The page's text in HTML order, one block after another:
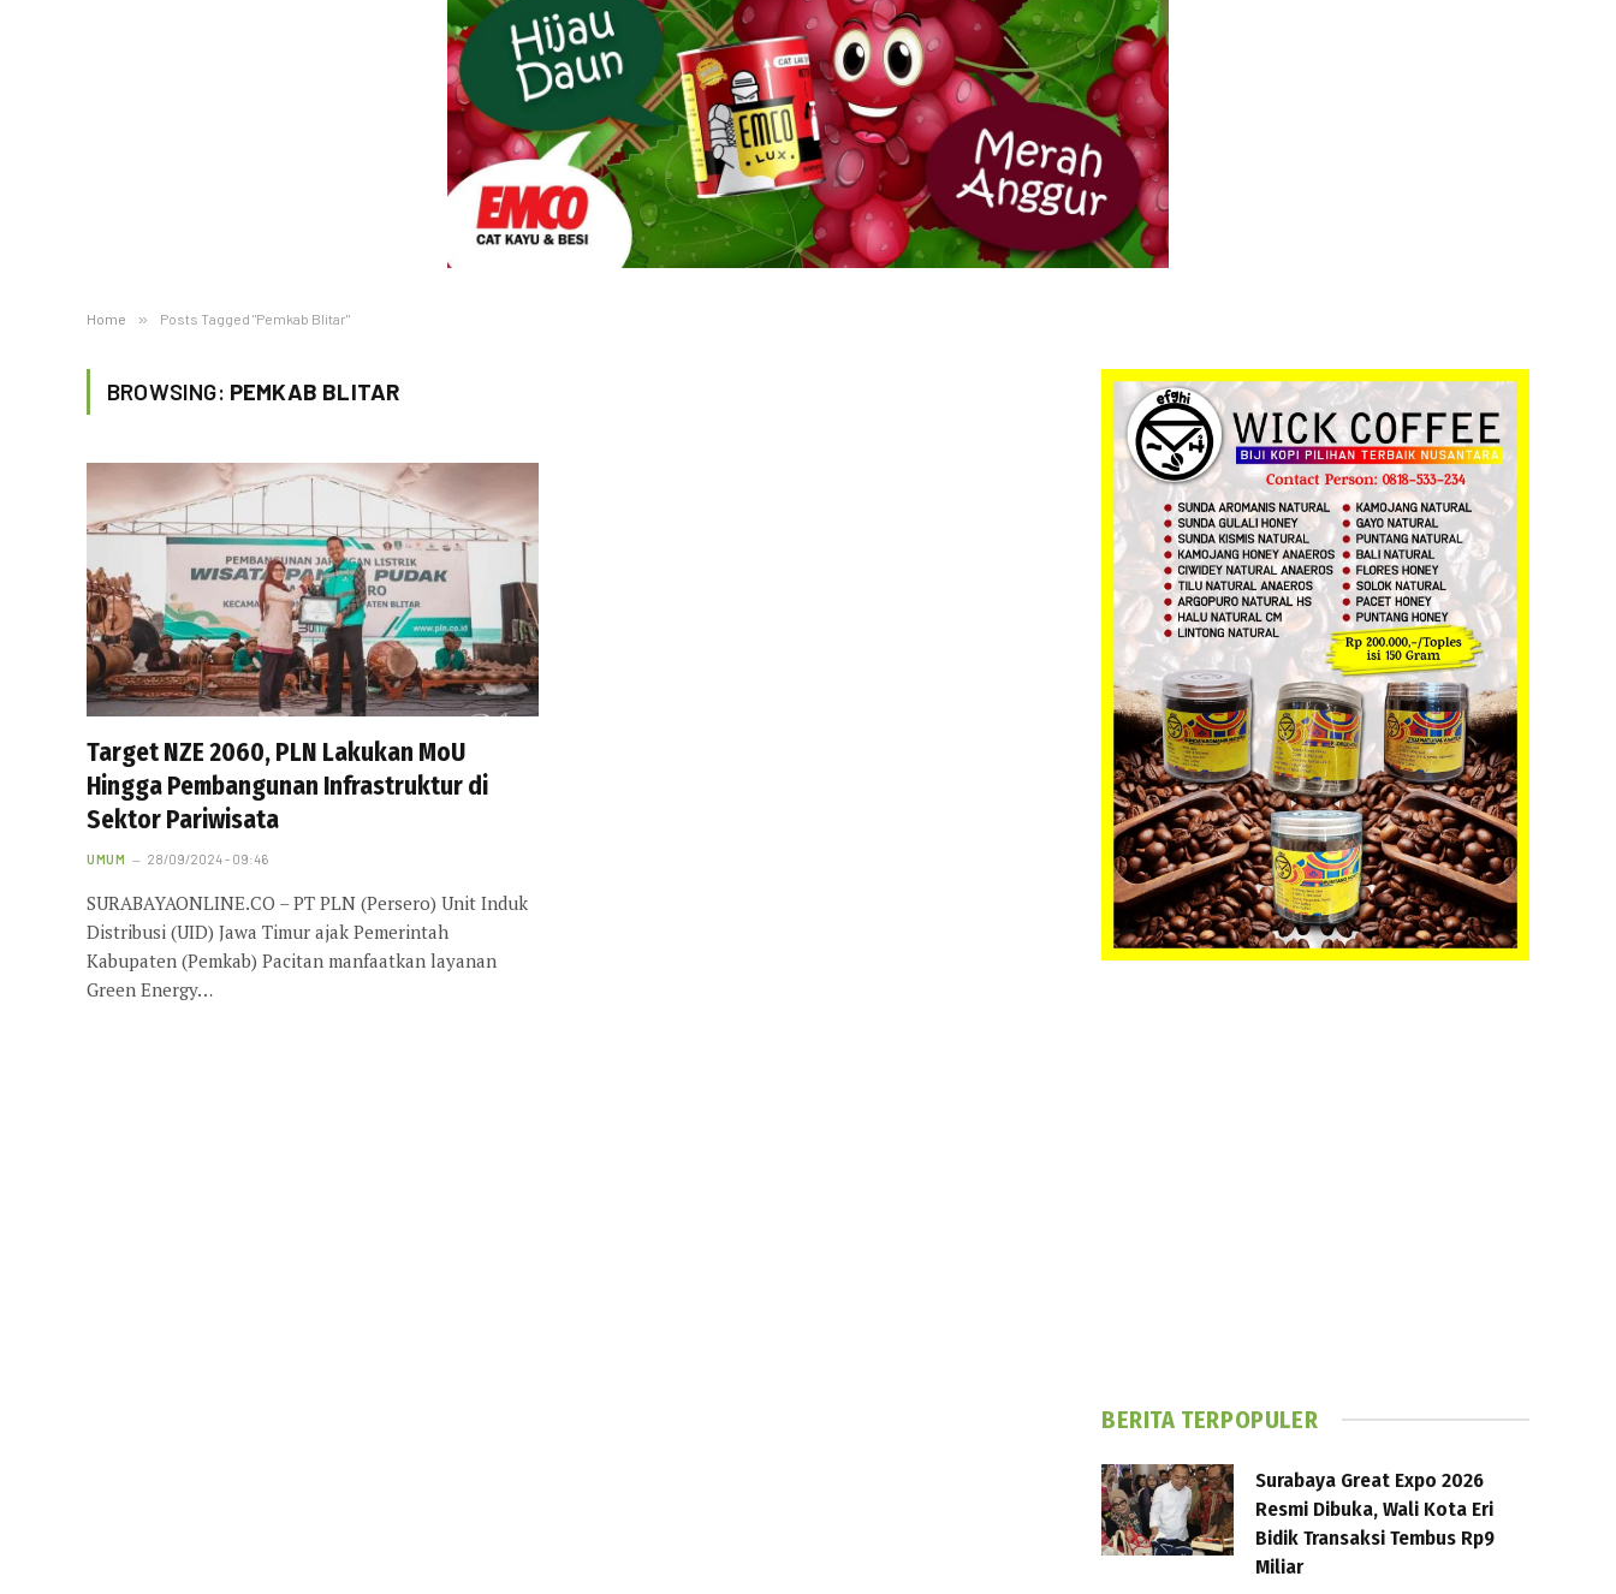
Home » Posts Tagged "Pemkab Blitar"
BROWSING: PEMKAB BLITAR
Target NZE 2060, PLN Lakukan MoU
Hingga Pembangunan Infrastruktur di
Sektor Pariwisata
UMUM 28/09/2024 - 09:46
SURABAYAONLINE.CO – PT PLN (Persero) Unit Induk
Distribusi (UID) Jawa Timur ajak Pemerintah
Kabupaten (Pemkab) Pacitan manfaatkan layanan
Green Energy…
BERITA TERPOPULER
Surabaya Great Expo 2026
Resmi Dibuka, Wali Kota Eri
Bidik Transaksi Tembus Rp9
Miliar